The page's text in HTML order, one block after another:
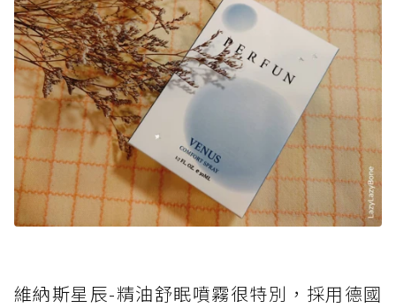
維納斯星辰-精油舒眠噴霧很特別，採用德國